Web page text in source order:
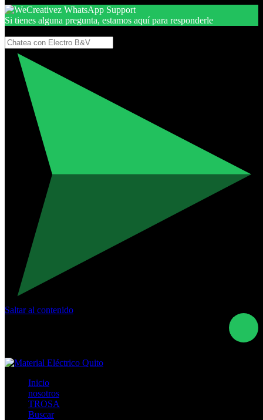
Si tienes alguna pregunta, estamos aquí para responderle
Saltar al contenido
Inicio
nosotros
TROSA
Buscar